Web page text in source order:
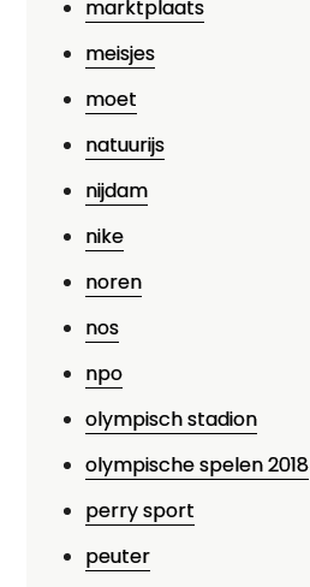
marktplaats
meisjes
moet
natuurijs
nijdam
nike
noren
nos
npo
olympisch stadion
olympische spelen 2018
perry sport
peuter